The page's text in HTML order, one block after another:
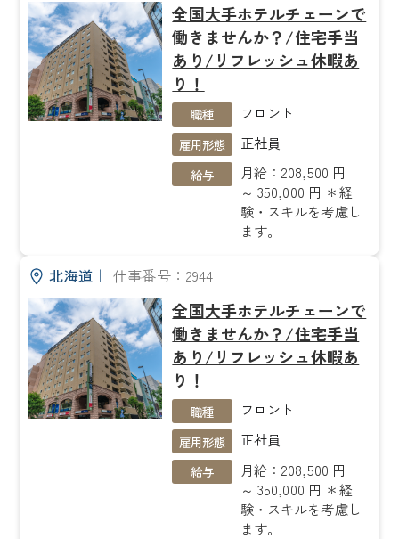
全国大手ホテルチェーンで
働きませんか？/住宅手当
あり/リフレッシュ休暇あ
り！
職種 フロント
雇用形態 正社員
給与
月給：208,500 円
～ 350,000 円 ＊経
験・スキルを考慮し
ます。
北海道｜ 仕事番号：2944
全国大手ホテルチェーンで
働きませんか？/住宅手当
あり/リフレッシュ休暇あ
り！
職種 フロント
雇用形態 正社員
給与
月給：208,500 円
～ 350,000 円 ＊経
験・スキルを考慮し
ます。